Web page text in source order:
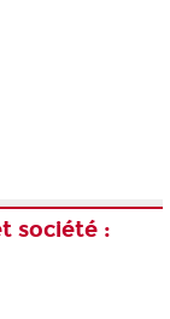
société :